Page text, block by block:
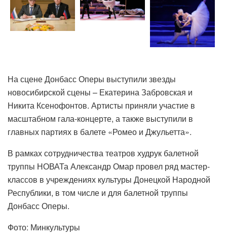
На сцене Донбасс Оперы выступили звезды
новосибирской сцены – Екатерина Забровская и
Никита Ксенофонтов. Артисты приняли участие в
масштабном гала-концерте, а также выступили в
главных партиях в балете «Ромео и Джульетта».
В рамках сотрудничества театров худрук балетной
труппы НОВАТа Александр Омар провел ряд мастер-
классов в учреждениях культуры Донецкой Народной
Республики, в том числе и для балетной труппы
Донбасс Оперы.
Фото: Минкультуры